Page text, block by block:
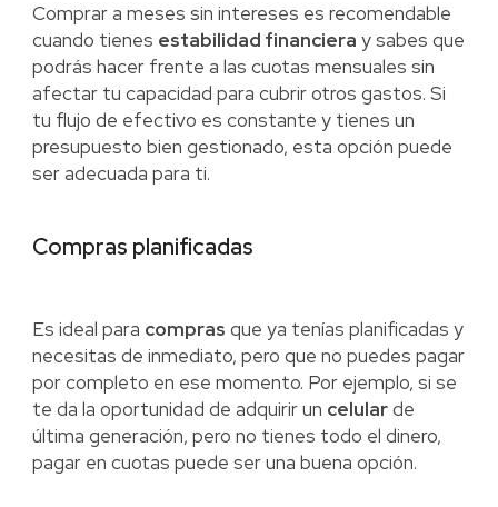
Comprar a meses sin intereses es recomendable
cuando tienes estabilidad financiera y sabes que
podrás hacer frente a las cuotas mensuales sin
afectar tu capacidad para cubrir otros gastos. Si
tu flujo de efectivo es constante y tienes un
presupuesto bien gestionado, esta opción puede
ser adecuada para ti.
Compras planificadas
Es ideal para compras que ya tenías planificadas y
necesitas de inmediato, pero que no puedes pagar
por completo en ese momento. Por ejemplo, si se
te da la oportunidad de adquirir un celularde
última generación, pero no tienes todo el dinero,
pagar en cuotas puede ser una buena opción.